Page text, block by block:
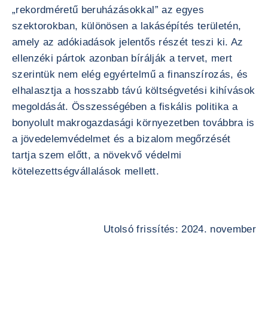
„rekordméretű beruházásokkal” az egyes
szektorokban, különösen a lakásépítés területén,
amely az adókiadások jelentős részét teszi ki. Az
ellenzéki pártok azonban bírálják a tervet, mert
szerintük nem elég egyértelmű a finanszírozás, és
elhalasztja a hosszabb távú költségvetési kihívások
megoldását. Összességében a fiskális politika a
bonyolult makrogazdasági környezetben továbbra is
a jövedelemvédelmet és a bizalom megőrzését
tartja szem előtt, a növekvő védelmi
kötelezettségvállalások mellett.
Utolsó frissítés: 2024. november